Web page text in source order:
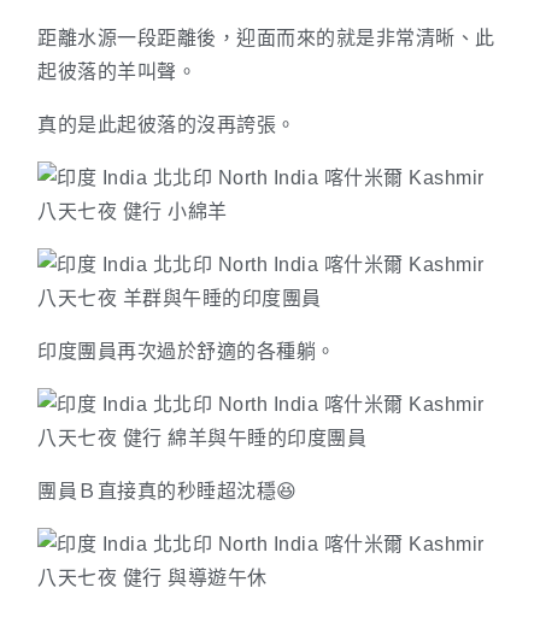
距離水源一段距離後，迎面而來的就是非常清晰、此
起彼落的羊叫聲。
真的是此起彼落的沒再誇張。
印度團員再次過於舒適的各種躺。
團員Ｂ直接真的秒睡超沈穩😆